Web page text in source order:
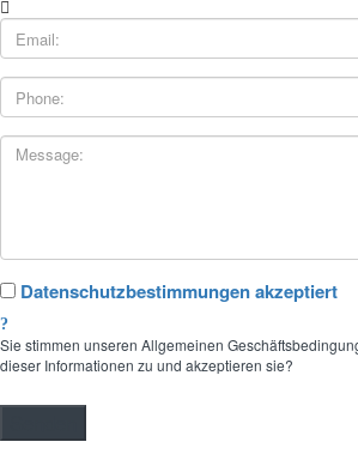
Datenschutzbestimmungen akzeptiert
Sie stimmen unseren Allgemeinen
dieser Informationen zu und akzeptieren sie?